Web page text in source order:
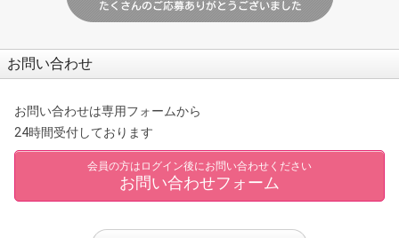
お問い合わせ
お問い合わせは専用フォームから
24時間受付しております
会員の方はログイン後にお問い合わせください
お問い合わせフォーム